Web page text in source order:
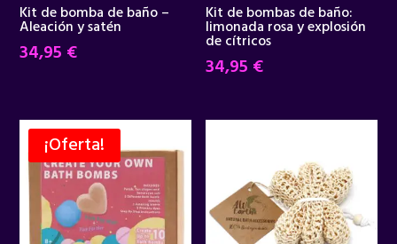
Kit de bomba de baño –
Aleación y satén
34,95 €
Kit de bombas de baño:
limonada rosa y explosión
de cítricos
34,95 €
¡Oferta!